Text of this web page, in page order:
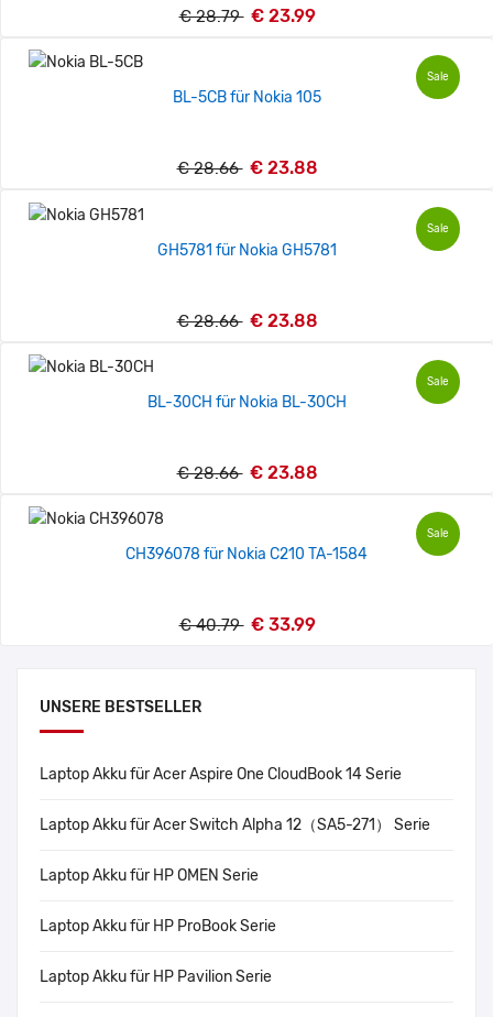
UNSERE BESTSELLER
Laptop Akku für Acer Aspire One CloudBook 14 Serie
Laptop Akku für Acer Switch Alpha 12（SA5-271） Serie
Laptop Akku für HP OMEN Serie
Laptop Akku für HP ProBook Serie
Laptop Akku für HP Pavilion Serie
€ 28.79 € 23.99
Sale
BL-5CB für Nokia 105
€ 28.66 € 23.88
Sale
GH5781 für Nokia GH5781
€ 28.66 € 23.88
Sale
BL-30CH für Nokia BL-30CH
€ 28.66 € 23.88
Sale
CH396078 für Nokia C210 TA-1584
€ 40.79 € 33.99